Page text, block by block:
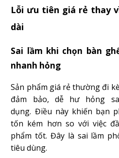
Lỗi ưu tiên giá rẻ thay
dài
Sai lầm khi chọn bàn
nhanh hỏng
Sản phẩm giá rẻ thường đi
đảm bảo, dễ hư hỏng
dụng. Điều này khiến bạn
tốn kém hơn so với việc
phẩm tốt. Đây là sai lầm
tiêu dùng.